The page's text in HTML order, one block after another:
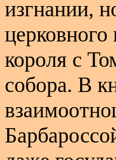
изгнании,
короля с
собора. В